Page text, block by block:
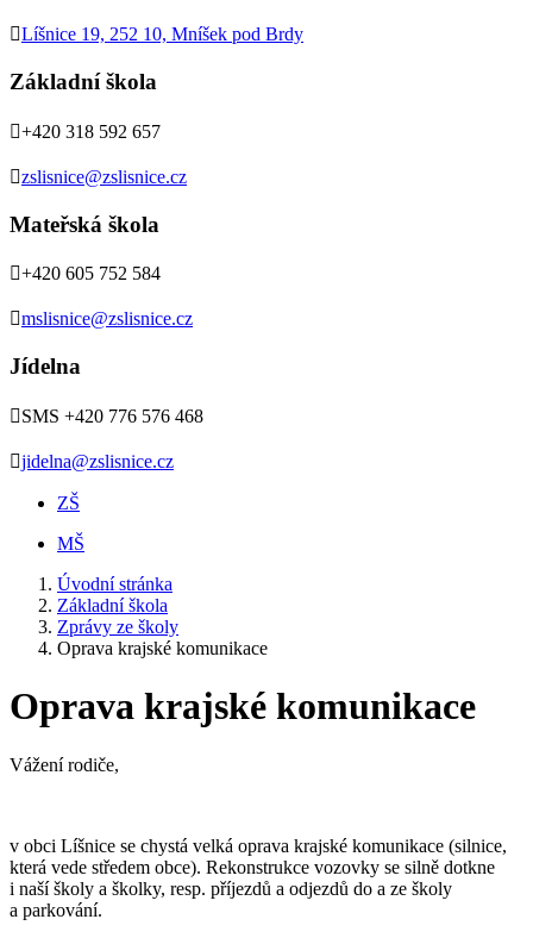
Líšnice 19, 252 10, Mníšek pod Brdy
Základní škola
+420 318 592 657
zslisnice@zslisnice.cz
Mateřská škola
+420 605 752 584
mslisnice@zslisnice.cz
Jídelna
SMS +420 776 576 468
jidelna@zslisnice.cz
ZŠ
MŠ
Úvodní stránka
Základní škola
Zprávy ze školy
Oprava krajské komunikace
Oprava krajské komunikace
Vážení rodiče,
v obci Líšnice se chystá velká oprava krajské komunikace (silnice,
která vede středem obce). Rekonstrukce vozovky se silně dotkne
i naší školy a školky, resp. příjezdů a odjezdů do a ze školy
a parkování.